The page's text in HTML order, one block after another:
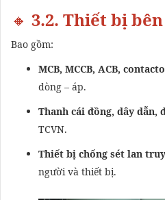
🔸 3.2. Thiết bị
Bao gồm:
MCB, MCCB, ACB,
dòng – áp.
Thanh cái đồng, dây dẫn,
TCVN.
Thiết bị chống sét lan
người và thiết bị.